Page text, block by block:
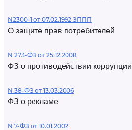
N2300-1 от 07.02.1992 ЗППП
О защите прав потребителей
N 273-ФЗ от 25.12.2008
ФЗ о противодействии коррупции
N 38-ФЗ от 13.03.2006
ФЗ о рекламе
N 7-ФЗ от 10.01.2002